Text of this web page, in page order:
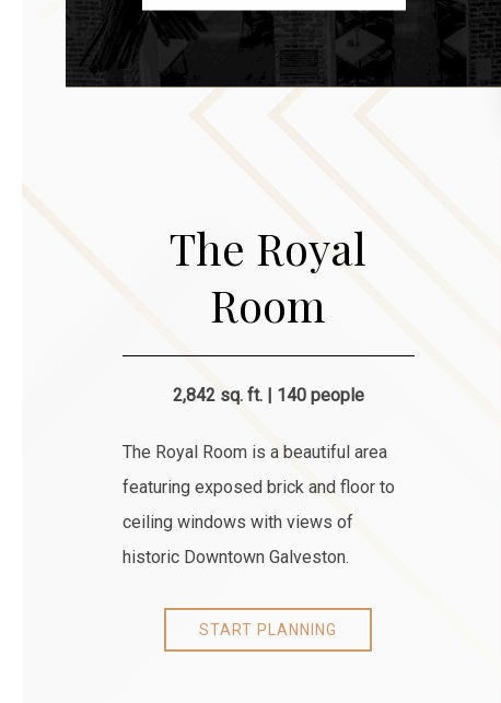
The Royal
Room
2,842 sq. ft. | 140 people
The Royal Room is a beautiful area
featuring exposed brick and floor to
ceiling windows with views of
historic Downtown Galveston.
START PLANNING